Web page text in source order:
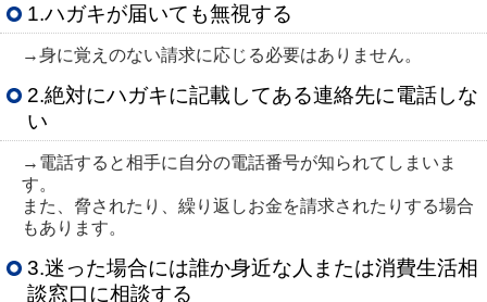
1.ハガキが届いても無視する
→身に覚えのない請求に応じる必要はありません。
2.絶対にハガキに記載してある連絡先に電話しな
い
→電話すると相手に自分の電話番号が知られてしまいま
す。
また、脅されたり、繰り返しお金を請求されたりする場合
もあります。
3.迷った場合には誰か身近な人または消費生活相
談窓口に相談する